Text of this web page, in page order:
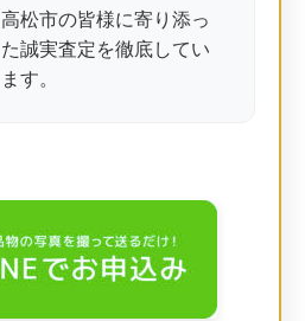
高松市の皆様に寄り添っ
た誠実査定を徹底してい
ます。